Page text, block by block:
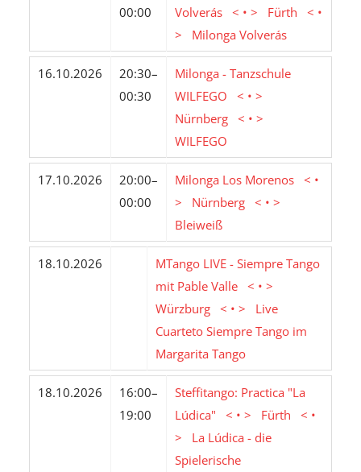
00:00
Volverás < • > Fürth < •
> Milonga Volverás
16.10.2026
20:30–
00:30
Milonga - Tanzschule
WILFEGO < • >
Nürnberg < • >
WILFEGO
17.10.2026
20:00–
00:00
Milonga Los Morenos < •
> Nürnberg < • >
Bleiweiß
18.10.2026
MTango LIVE - Siempre Tango
mit Pable Valle < • >
Würzburg < • > Live
Cuarteto Siempre Tango im
Margarita Tango
18.10.2026
16:00–
19:00
Steffitango: Practica "La
Lúdica" < • > Fürth < •
> La Lúdica - die
Spielerische